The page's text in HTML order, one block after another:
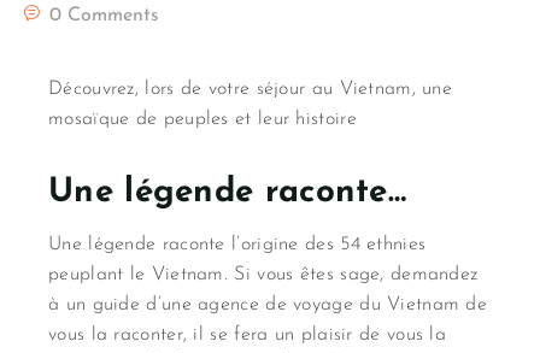
0 Comments
Découvrez, lors de votre séjour au Vietnam, une
mosaïque de peuples et leur histoire
Une légende raconte…
Une légende raconte l’origine des 54 ethnies
peuplant le Vietnam. Si vous êtes sage, demandez
à un guide d’une agence de voyage du Vietnam de
vous la raconter, il se fera un plaisir de vous la